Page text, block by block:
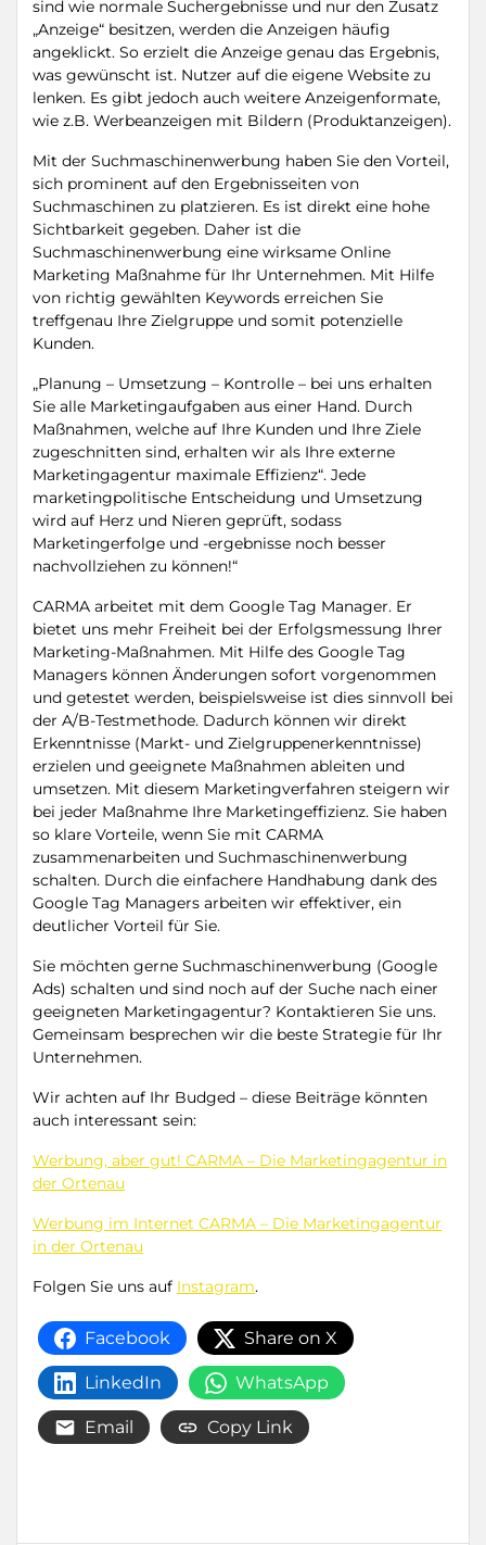
sind wie normale Suchergebnisse und nur den Zusatz
„Anzeige“ besitzen, werden die Anzeigen häufig
angeklickt. So erzielt die Anzeige genau das Ergebnis,
was gewünscht ist. Nutzer auf die eigene Website zu
lenken. Es gibt jedoch auch weitere Anzeigenformate,
wie z.B. Werbeanzeigen mit Bildern (Produktanzeigen).
Mit der Suchmaschinenwerbung haben Sie den Vorteil,
sich prominent auf den Ergebnisseiten von
Suchmaschinen zu platzieren. Es ist direkt eine hohe
Sichtbarkeit gegeben. Daher ist die
Suchmaschinenwerbung eine wirksame Online
Marketing Maßnahme für Ihr Unternehmen. Mit Hilfe
von richtig gewählten Keywords erreichen Sie
treffgenau Ihre Zielgruppe und somit potenzielle
Kunden.
„Planung – Umsetzung – Kontrolle – bei uns erhalten
Sie alle Marketingaufgaben aus einer Hand. Durch
Maßnahmen, welche auf Ihre Kunden und Ihre Ziele
zugeschnitten sind, erhalten wir als Ihre externe
Marketingagentur maximale Effizienz“. Jede
marketingpolitische Entscheidung und Umsetzung
wird auf Herz und Nieren geprüft, sodass
Marketingerfolge und -ergebnisse noch besser
nachvollziehen zu können!“
CARMA arbeitet mit dem Google Tag Manager. Er
bietet uns mehr Freiheit bei der Erfolgsmessung Ihrer
Marketing-Maßnahmen. Mit Hilfe des Google Tag
Managers können Änderungen sofort vorgenommen
und getestet werden, beispielsweise ist dies sinnvoll bei
der A/B-Testmethode. Dadurch können wir direkt
Erkenntnisse (Markt- und Zielgruppenerkenntnisse)
erzielen und geeignete Maßnahmen ableiten und
umsetzen. Mit diesem Marketingverfahren steigern wir
bei jeder Maßnahme Ihre Marketingeffizienz. Sie haben
so klare Vorteile, wenn Sie mit CARMA
zusammenarbeiten und Suchmaschinenwerbung
schalten. Durch die einfachere Handhabung dank des
Google Tag Managers arbeiten wir effektiver, ein
deutlicher Vorteil für Sie.
Sie möchten gerne Suchmaschinenwerbung (Google
Ads) schalten und sind noch auf der Suche nach einer
geeigneten Marketingagentur? Kontaktieren Sie uns.
Gemeinsam besprechen wir die beste Strategie für Ihr
Unternehmen.
Wir achten auf Ihr Budged – diese Beiträge könnten
auch interessant sein:
Werbung, aber gut! CARMA – Die Marketingagentur in
der Ortenau
Werbung im Internet CARMA – Die Marketingagentur
in der Ortenau
Folgen Sie uns auf Instagram.
Facebook Share on X
LinkedIn WhatsApp
Email Copy Link